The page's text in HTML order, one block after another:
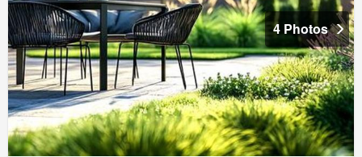
4 Photos